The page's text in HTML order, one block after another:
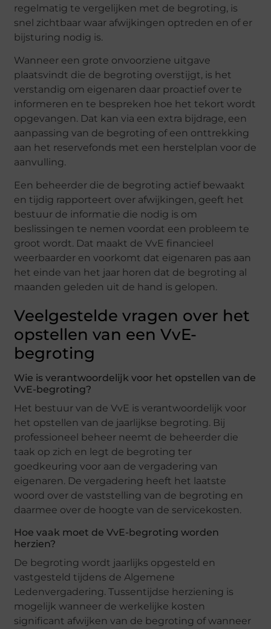
regelmatig te vergelijken met de begroting, is
snel zichtbaar waar afwijkingen optreden en of er
bijsturing nodig is.
Wanneer een grote onvoorziene uitgave
plaatsvindt die de begroting overstijgt, is het
verstandig om eigenaren daar proactief over te
informeren en te bespreken hoe het tekort wordt
opgevangen. Dat kan via een extra bijdrage, een
aanpassing van de begroting of een onttrekking
aan het reservefonds met een herstelplan voor de
aanvulling.
Een beheerder die de begroting actief bewaakt
en tijdig rapporteert over afwijkingen, geeft het
bestuur de informatie die nodig is om
beslissingen te nemen voordat een probleem te
groot wordt. Dat maakt de VvE financieel
weerbaarder en voorkomt dat eigenaren pas aan
het einde van het jaar horen dat de begroting al
maanden geleden uit de hand is gelopen.
Veelgestelde vragen over het
opstellen van een VvE-
begroting
Wie is verantwoordelijk voor het opstellen van de
VvE-begroting?
Het bestuur van de VvE is verantwoordelijk voor
het opstellen van de jaarlijkse begroting. Bij
professioneel beheer neemt de beheerder die
taak op zich en legt de begroting ter
goedkeuring voor aan de vergadering van
eigenaren. De vergadering heeft het laatste
woord over de vaststelling van de begroting en
daarmee over de hoogte van de servicekosten.
Hoe vaak moet de VvE-begroting worden
herzien?
De begroting wordt jaarlijks opgesteld en
vastgesteld tijdens de Algemene
Ledenvergadering. Tussentijdse herziening is
mogelijk wanneer de werkelijke kosten
significant afwijken van de begroting of wanneer